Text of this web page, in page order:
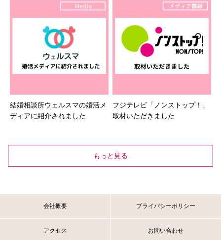
結婚相談所ウェルスマの婚活メ
ディアに紹介されました
フジテレビ「ノンストップ！」
取材いただきました
もっと見る
会社概要 プライバシーポリシー
アクセス お問い合わせ